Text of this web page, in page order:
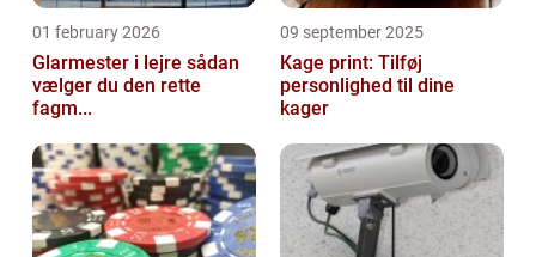
01 february 2026
Glarmester i lejre sådan
vælger du den rette
fagm...
09 september 2025
Kage print: Tilføj
personlighed til dine
kager